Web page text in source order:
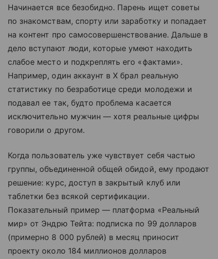
Начинается все безобидно. Парень ищет советы
по знакомствам, спорту или заработку и попадает
на контент про самосовершенствование. Дальше в
дело вступают люди, которые умеют находить
слабое место и подкреплять его «фактами».
Например, один аккаунт в X брал реальную
статистику по безработице среди молодежи и
подавал ее так, будто проблема касается
исключительно мужчин — хотя реальные цифры
говорили о другом.
Когда пользователь уже чувствует себя частью
группы, объединенной общей обидой, ему продают
решение: курс, доступ в закрытый клуб или
таблетки без всякой сертификации.
Показательный пример — платформа «Реальный
мир» от Эндрю Тейта: подписка по 99 долларов
(примерно 8 000 рублей) в месяц приносит
проекту около 184 миллионов долларов